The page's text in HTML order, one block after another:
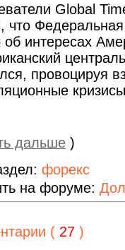
Global
что
об интересах
провоцируя
дальше )
форекс
на форуме:
( 27 )